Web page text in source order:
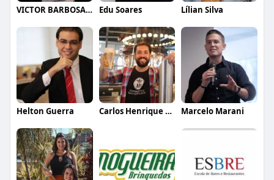
VICTOR BARBOSA QUARANTA Edu Soares Lílian Silva
Helton Guerra Carlos Henrique de Faria Vasconcelos Marcelo Marani